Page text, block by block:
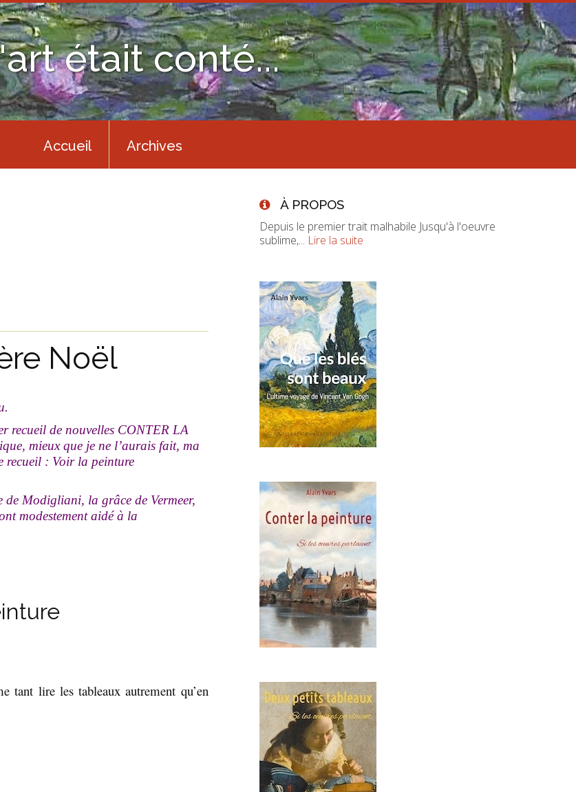
était conté...
Accueil Archives
Noël
recueil de nouvelles CONTER LA
mieux que je ne l’aurais fait, ma
recueil : Voir la peinture
de Modigliani, la grâce de Vermeer,
modestement aidé à la
lire les tableaux autrement qu’en
À PROPOS
Depuis le premier trait malhabile Jusqu'à l'oeuvre
sublime,... Lire la suite